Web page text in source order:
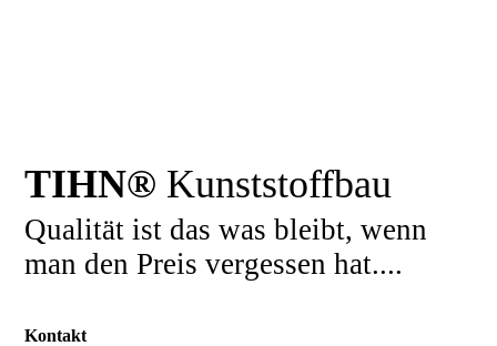
TIHN® Kunststoffbau
Qualität ist das was bleibt, wenn
man den Preis vergessen hat....
Kontakt